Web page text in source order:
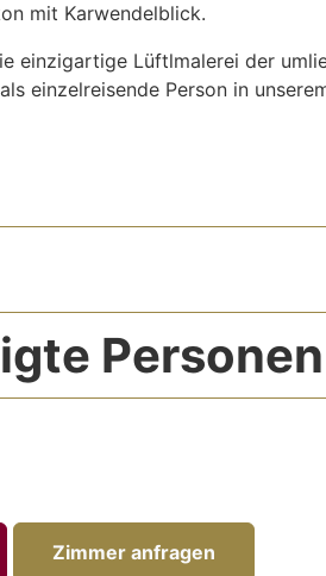
mit Karwendelblick.
einzigartige Lüftlmalerei der
einzelreisende Person in
Personen
Zimmer anfragen